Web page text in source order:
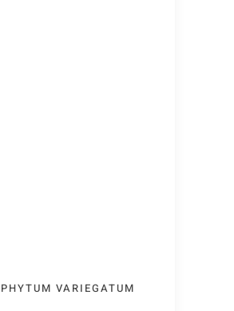
VARIEGATUM